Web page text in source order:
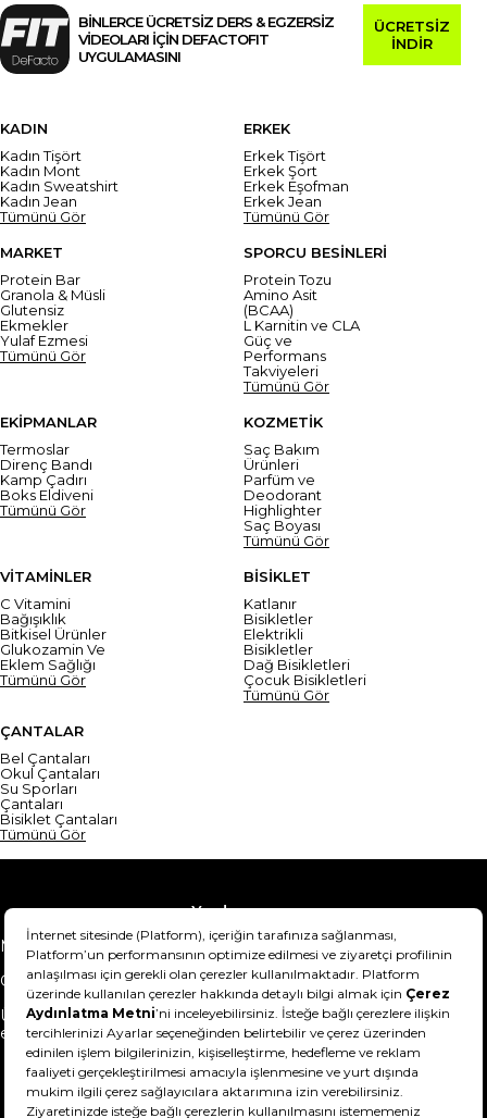
BİNLERCE ÜCRETSİZ DERS & EGZERSİZ
VİDEOLARI İÇİN DEFACTOFIT
UYGULAMASINI
ÜCRETSİZ
İNDİR
KADIN
Kadın Tişört
Kadın Mont
Kadın Sweatshirt
Kadın Jean
Tümünü Gör
ERKEK
Erkek Tişört
Erkek Şort
Erkek Eşofman
Erkek Jean
Tümünü Gör
MARKET
Protein Bar
Granola & Müsli
Glutensiz
Ekmekler
Yulaf Ezmesi
Tümünü Gör
SPORCU BESİNLERİ
Protein Tozu
Amino Asit
(BCAA)
L Karnitin ve CLA
Güç ve
Performans
Takviyeleri
Tümünü Gör
EKİPMANLAR
Termoslar
Direnç Bandı
Kamp Çadırı
Boks Eldiveni
Tümünü Gör
KOZMETİK
Saç Bakım
Ürünleri
Parfüm ve
Deodorant
Highlighter
Saç Boyası
Tümünü Gör
VİTAMİNLER
C Vitamini
Bağışıklık
Bitkisel Ürünler
Glukozamin Ve
Eklem Sağlığı
Tümünü Gör
BİSİKLET
Katlanır
Bisikletler
Elektrikli
Bisikletler
Dağ Bisikletleri
Çocuk Bisikletleri
Tümünü Gör
ÇANTALAR
Bel Çantaları
Okul Çantaları
Su Sporları
Çantaları
Bisiklet Çantaları
Tümünü Gör
Yardım
Mesafeli Satış Sözleşmesi
Teslimat Bilgisi
Gizlilik Sözleşmesi
Şartlar & Koşullar
Ürünümü nasıl iade
edebilirim?
Hakkımızda